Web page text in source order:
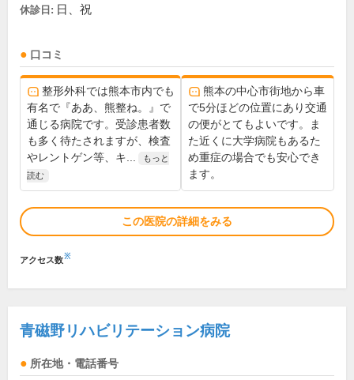
休診日: 日、祝
口コミ
整形外科では熊本市内でも
有名で『ああ、熊整ね。』で
通じる病院です。受診患者数
も多く待たされますが、検査
やレントゲン等、キ...
もっと
読む
熊本の中心市街地から車
で5分ほどの位置にあり交通
の便がとてもよいです。ま
た近くに大学病院もあるた
め重症の場合でも安心でき
ます。
この医院の詳細をみる
アクセス数※
青磁野リハビリテーション病院
所在地・電話番号